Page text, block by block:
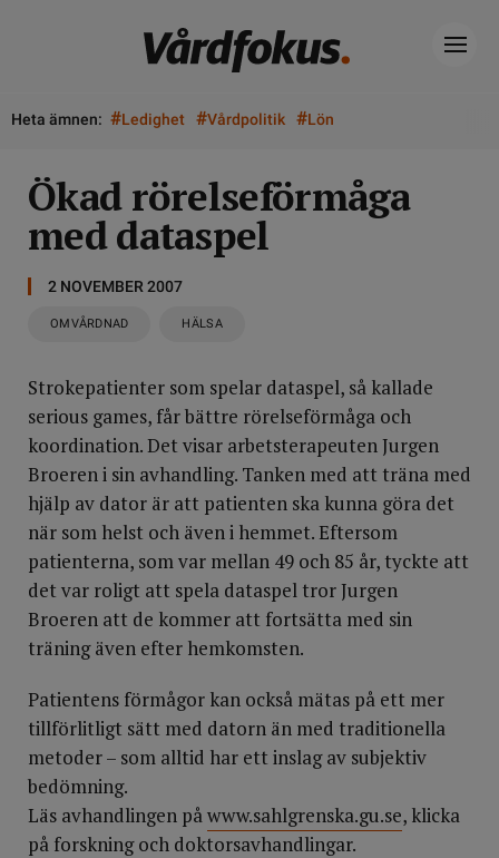
Heta ämnen: #Ledighet #Vårdpolitik #Lön
Ökad rörelseförmåga
med dataspel
2 NOVEMBER 2007
OMVÅRDNAD HÄLSA
Strokepatienter som spelar dataspel, så kallade
serious games, får bättre rörelseförmåga och
koordination. Det visar arbetsterapeuten Jurgen
Broeren i sin avhandling. Tanken med att träna med
hjälp av dator är att patienten ska kunna göra det
när som helst och även i hemmet. Eftersom
patienterna, som var mellan 49 och 85 år, tyckte att
det var roligt att spela dataspel tror Jurgen
Broeren att de kommer att fortsätta med sin
träning även efter hemkomsten.
Patientens förmågor kan också mätas på ett mer
tillförlitligt sätt med datorn än med traditionella
metoder – som alltid har ett inslag av subjektiv
bedömning.
Läs avhandlingen påwww.sahlgrenska.gu.se, klicka
på forskning och doktorsavhandlingar.